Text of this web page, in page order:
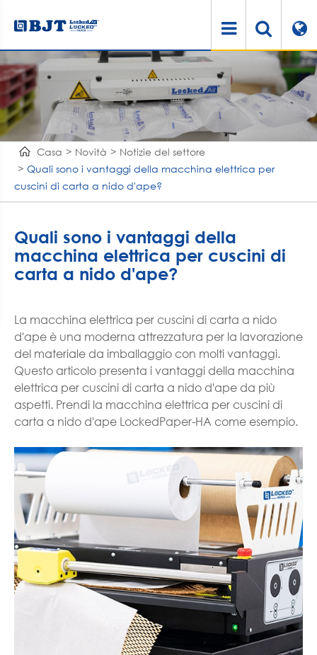
Casa Novità
Notizie del settore
Quali sono i vantaggi della macchina elettrica per
cuscini di carta a nido d'ape?
Quali sono i vantaggi della
macchina elettrica per cuscini di
carta a nido d'ape?
La macchina elettrica per cuscini di carta a nido
d'ape è una moderna attrezzatura per la lavorazione
del materiale da imballaggio con molti vantaggi.
Questo articolo presenta i vantaggi della macchina
elettrica per cuscini di carta a nido d'ape da più
aspetti. Prendi la macchina elettrica per cuscini di
carta a nido d'ape LockedPaper-HA come esempio.